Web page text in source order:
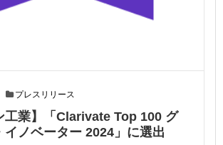
プレスリリース
工業】「Clarivate Top 100 グ
イノベーター 2024」に選出